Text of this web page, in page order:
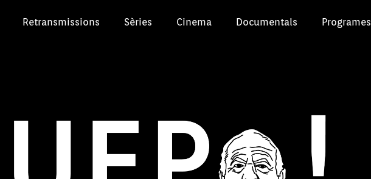
Retransmissions Sèries Cinema Documentals Programes